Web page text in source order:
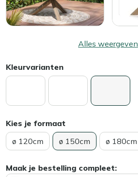
Alles weergeven
Kleurvarianten
Kies je formaat
ø 120cm
ø 150cm ø 180cm
Maak je bestelling compleet: